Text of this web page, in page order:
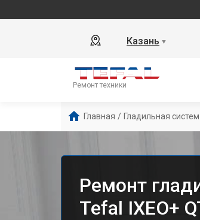
Казань ▼
Ремонт техники
Главная / Гладильная
Ремонт
Tefal IXEO+